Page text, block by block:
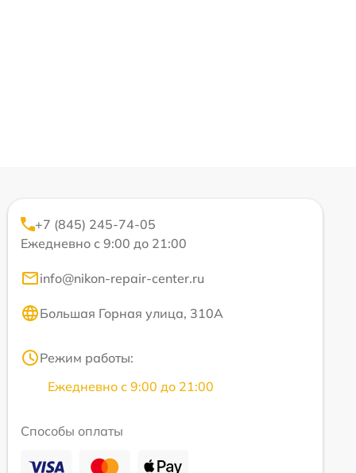
+7 (845) 245-74-05
Ежедневно с 9:00 до 21:00
info@nikon-repair-center.ru
Большая Горная улица, 310А
Режим работы:
Ежедневно с 9:00 до 21:00
Способы оплаты